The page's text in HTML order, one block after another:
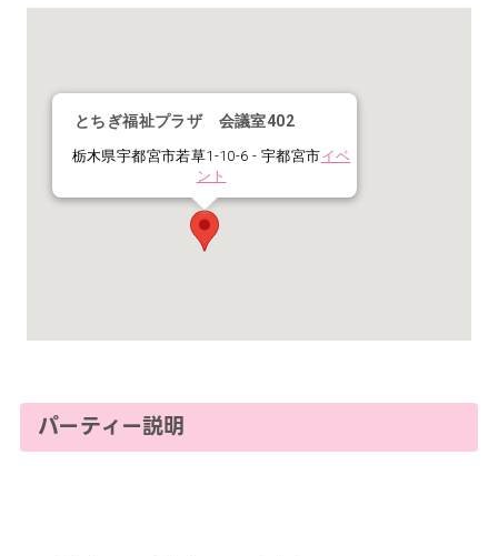
とちぎ福祉プラザ 会議室402
栃木県宇都宮市若草1-10-6 - 宇都宮市イベ
ント
パーティー説明